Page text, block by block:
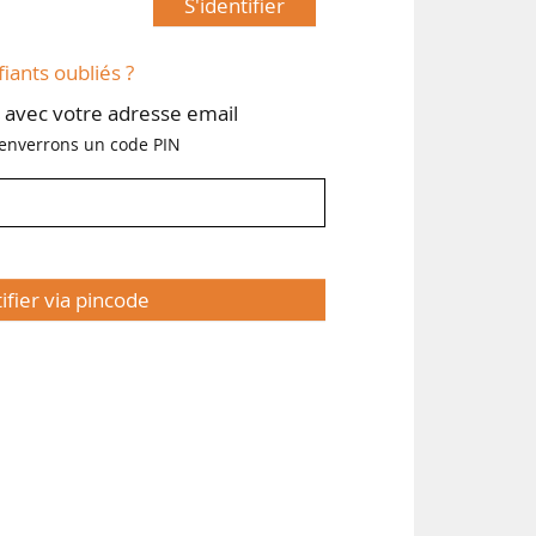
oubliés ?
votre adresse email
un code PIN
via pincode